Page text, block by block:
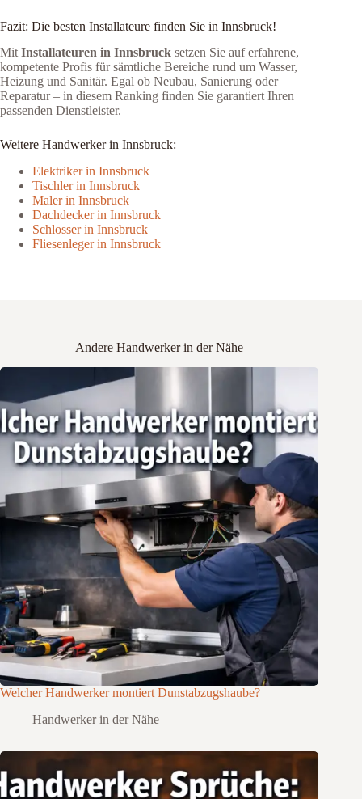
Fazit: Die besten Installateure finden Sie in Innsbruck!
Mit Installateuren in Innsbruck setzen Sie auf erfahrene,
kompetente Profis für sämtliche Bereiche rund um Wasser,
Heizung und Sanitär. Egal ob Neubau, Sanierung oder
Reparatur – in diesem Ranking finden Sie garantiert Ihren
passenden Dienstleister.
Weitere Handwerker in Innsbruck:
Elektriker in Innsbruck
Tischler in Innsbruck
Maler in Innsbruck
Dachdecker in Innsbruck
Schlosser in Innsbruck
Fliesenleger in Innsbruck
Andere Handwerker in der Nähe
Welcher Handwerker montiert Dunstabzugshaube?
Handwerker in der Nähe